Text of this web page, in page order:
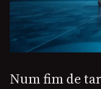
Num fim de